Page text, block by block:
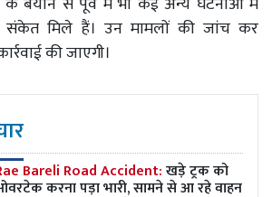
संकेत मिले हैं। उन मामलों की जांच कर
की जाएगी।
Bareli Road Accident:खड़े ट्रक को
करना पड़ा भारी, सामने से आ रहे वाहन